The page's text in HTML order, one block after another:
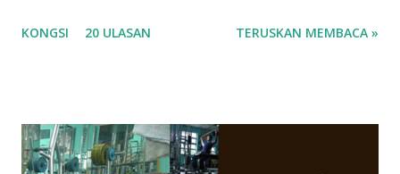
ko.. masa tu aku baru je ada anak sorang dan aku hentam je
tanya sapa-sapa pun masa tu.. bila fikir-fikirkan balik terasa
jugak masa alahai teruknya kami sebagai ibubapa.. dan kami
KONGSI 20 ULASAN TERUSKAN MEMBACA »